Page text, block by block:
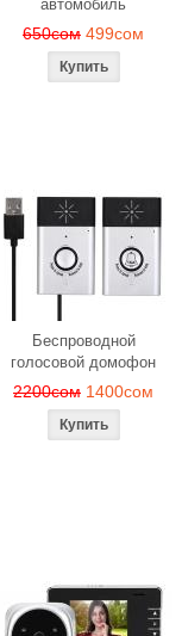
автомобиль
650сом 499сом
Беспроводной
голосовой домофон
2200сом 1400сом